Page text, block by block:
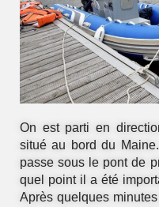
On est parti en
situé au bord du
passe sous le pont de
quel point il a été
Après quelques